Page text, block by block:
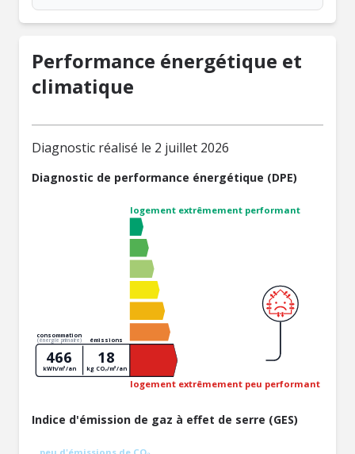
Performance énergétique et
climatique
Diagnostic réalisé le 2 juillet 2026
Diagnostic de performance énergétique (DPE)
logement extrêmement performant
logement extrêmement peu performant
consommation
(énergie primaire) émissions
466
kWh/m²/an
18
kg CO₂/m²/an
Indice d'émission de gaz à effet de serre (GES)